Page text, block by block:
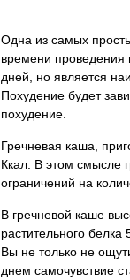
Одна из самых
времени проведения
дней, но является
Похудение будет
похудение.
Гречневая каша,
Ккал. В этом смысле
ограничений на
В гречневой каше
растительного
Вы не только не
днем самочувствие